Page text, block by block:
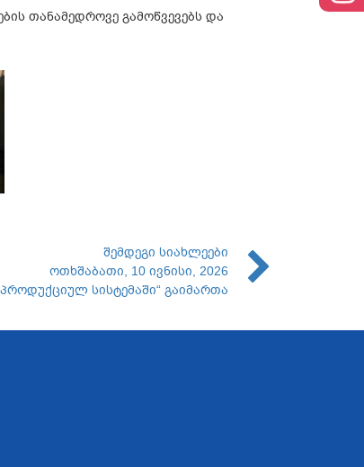
თანამედროვე გამოწვევებს და
შემდეგი სიახლეები
ოთხშაბათი, 10 ივნისი, 2026
სისტემაში“ გაიმართა